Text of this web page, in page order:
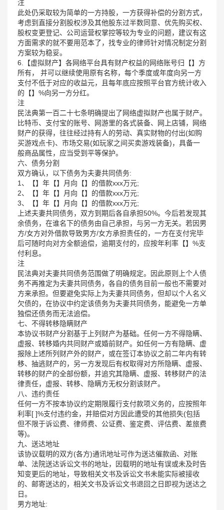
注
此处仍采取较为简单的一方持股，一方获得补偿的分割方式，
考虑到直接分割股权涉及其他股东过半数同意、优先购买权、
股权变更登记、公司运营权掌控等较为专业的问题，建议有这
方面需求的就不要用范本了，找专业的律师针对情况制定分割
方案较为稳妥。
6.【虚拟财产】各网络平台具有财产权益的网络账号归【】方
所有， 并可以继续使用原有名称，每个季度或年度向另一方
支付不低于对应的收益元，且每年底应按照平台官方统计收入
的【】%向另一方分红。
注
民法典第一百二十七条明确提出了网络虚拟财产也属于财产。
比特币、支付宝的账号、网游里的各式装备、网上店铺，网络
财产的获得，往往经过持有人的劳动、真实财物的付出(如购
买游戏点卡)、市场交易(如玩家之间买卖游戏装备)，具备一
般商品属性，应当受到平等保护。
六、债务分割
双方确认，以下债务为夫妻共同债务:
1、【】年【】月向【】的借款xxx万元;
2、【】年【】月向【】的借款xxx万元;
3、【】年【】月向【】的借款xxx万元;
上述夫妻共同债务，双方到期后各自承担50%。今后若发现其
余债务，在谁名下的债务由自己承担，与另一方无关。若因男
方/女方对外借款导致男方/女方承担责任的，一方在支付完毕
后可随时向对方全额追偿，逾期支付的，应按年利率【】%支
付利息。
注
民法典对夫妻共同债务范围做了明确规定。因此原则上个人债
务不再推定为夫妻共同债务，各自的债务目前一般也不需要对
方来承担。但要避免实际上为夫妻共同债务，但却以个人名义
欠债的，在协议中约定该债务为夫妻共同债务，能避免一方单
独偿还债务而无法追偿。
七、不得转移隐瞒财产
本协议书财产分割基于上列财产为基础。任何一方不得隐瞒、
虚报、转移婚内共同财产或婚前财产。如任何一方有隐瞒、虚
报除上述所列财产外的财产，或在签订本协议之前二年内有转
移、抽逃财产的，另一方发现后有权取得对方所隐瞒、虚报、
转移的财产的全部份额，并追究其隐瞒、虚报、转移财产的法
律责任，虚报、转移、隐瞒方无权分割该财产。
八、违约责任
任何一方不按本协议约定期限履行支付款项义务的，应按照年
利率[ ]%支付违约金，并赔偿对方因此遭受的其他损失(包括
但不限于诉讼费、律师费、公证费、鉴定费、评估费、差旅费
等)。
九、送达地址
该协议载明的双方(各方)通讯地址可作为送达催款函、对账
单、法院送达诉讼文书的地址，因载明的地址有误或未及时告
知变更后的地址，导致相关文书及诉讼文书未能实际被接收
的、邮寄送达的，相关文书及诉讼文书退回之日即视为送达之
日。
男方地址: